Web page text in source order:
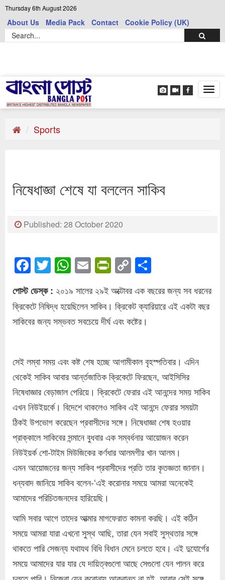
Thursday 6th August 2026
About Us Media Pack Contact Cookie Policy (UK)
Sports
নিষেধাজ্ঞা শেষে যা বললেন সাকিব
Published: 28 October 2020
Facebook
Twitter
WhatsApp
EmailPrintFriendly
Copy
পোস্ট ডেস্ক : ২০১৯ সালের ২৯ই অক্টোবর এক বছরের জন্য সব ধরনের
ক্রিকেটে নিষিদ্ধ হয়েছিলেন সাকিব। ক্রিকেট ক্যারিয়ারে এই একটা বছর
সাকিবের জন্য সম্ভবত সবচেয়ে দীর্ঘ এবং কষ্টের।
সেই লম্বা সময় এবং কষ্ট শেষ হচ্ছে আগামীকাল বৃহস্পতিবার। এদিন
থেকেই সাকিব আবার আর্ন্তজাতিক ক্রিকেটে ফিরছেন, আইসিসির
নিষেধাজ্ঞার বেড়াজাল পেরিয়ে। ক্রিকেটে ফেরার এই আনন্দের সময় সাকিব
এখন নিউইয়র্কে। বিদেশে থাকলেও সাকিব এই আনন্দে ফেরার সময়টা
ঠিকই উপভোগ করেছেন প্রবাসীদের সঙ্গে। নিষেধাজ্ঞা শেষ হওয়ার
প্রাক্কালে সাকিবের সন্মানে বুধবার এক সম্বর্ধনার আয়োজন করেন
নিউইয়র্ক শো-টাইম মিউজিকের কর্ণধার আলমগীর খান আলম।
এমন আয়োজনের জন্য সাকিব প্রবাসীদের প্রতি তার কৃতজ্ঞতা জানান।
ধন্যবাদ জানিয়ে সাকিব বলেন-‘এই করোনার সময়ে আমরা অনেকেই
আমাদের পরিচিতজনদের হারিয়েছি।
আমি সবার আগে তাদের আত্মার মাগফেরাত কামনা করছি। এই কঠিন
সময়ে আমরা যারা এখনো সুস্থ আছি, তারা যেন সবাই সুস্থতার সঙ্গে
থাকতে পারি সেজন্য যথাযথ বিধি বিধান মেনে চলতে হবে। এই দুযোর্গের
সময়ে আমাদের যার যার যে দায়িত্বগুলো আছে সেগুলো যেন পালন করে